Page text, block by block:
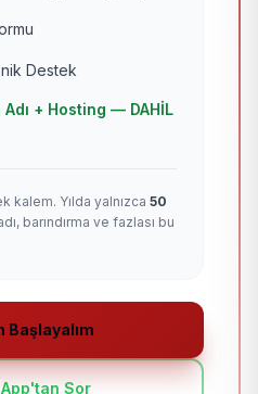
Destek
+ Hosting — DAHİL
kalem. Yılda yalnızca 50
barındırma ve fazlası bu
Başlayalım
Sor